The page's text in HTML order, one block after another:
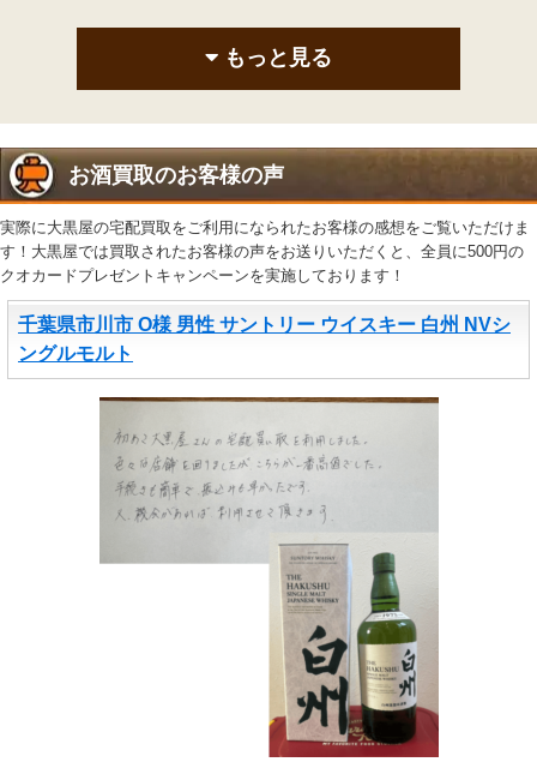
もっと見る
お酒買取のお客様の声
実際に大黒屋の宅配買取をご利用になられたお客様の感想をご覧いただけま
す！大黒屋では買取されたお客様の声をお送りいただくと、全員に500円の
クオカードプレゼントキャンペーンを実施しております！
千葉県市川市 O様 男性 サントリー ウイスキー 白州 NVシ
ングルモルト